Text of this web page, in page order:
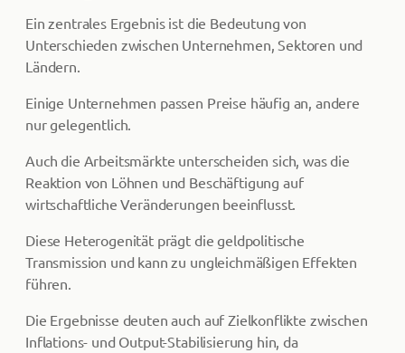
Ein zentrales Ergebnis ist die Bedeutung von
Unterschieden zwischen Unternehmen, Sektoren und
Ländern.
Einige Unternehmen passen Preise häufig an, andere
nur gelegentlich.
Auch die Arbeitsmärkte unterscheiden sich, was die
Reaktion von Löhnen und Beschäftigung auf
wirtschaftliche Veränderungen beeinflusst.
Diese Heterogenität prägt die geldpolitische
Transmission und kann zu ungleichmäßigen Effekten
führen.
Die Ergebnisse deuten auch auf Zielkonflikte zwischen
Inflations- und Output-Stabilisierung hin, da